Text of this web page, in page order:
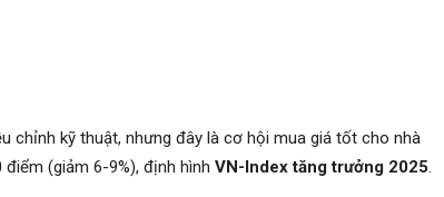
chỉnh kỹ thuật, nhưng đây là cơ hội mua giá tốt cho nhà
(giảm 6-9%), định hình VN-Index tăng trưởng 2025.